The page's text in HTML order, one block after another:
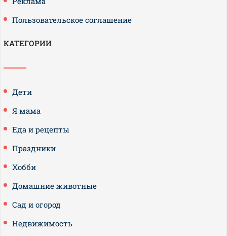
Пользовательское соглашение
КАТЕГОРИИ
Дети
Я мама
Еда и рецепты
Праздники
Хобби
Домашние животные
Сад и огород
Недвижимость